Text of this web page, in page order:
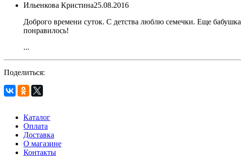
Ильенкова Кристина25.08.2016
Доброго времени суток. С детства люблю семечки. Еще
понравилось!
...
Поделиться:
Каталог
Оплата
Доставка
О магазине
Контакты